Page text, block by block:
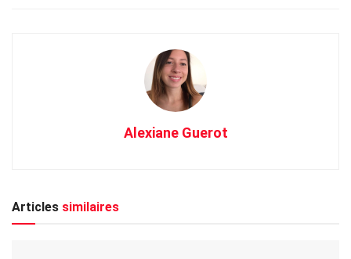
Alexiane Guerot
Articles similaires